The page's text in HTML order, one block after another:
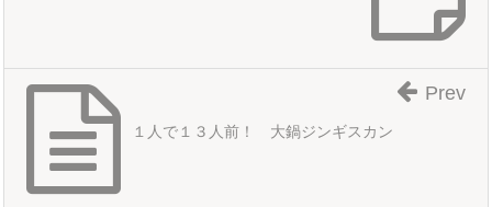
１人で１３人前！ 大鍋ジンギスカン
Prev